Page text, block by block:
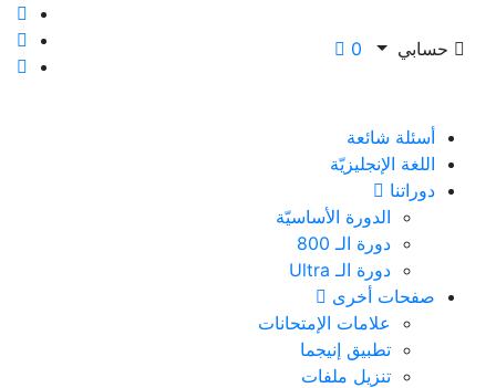
حسابي 0
أسئلة شائعة
اللغة الإنجليزيّة
دوراتنا
الدورة الأساسيّة
دورة الـ 800
دورة الـ Ultra
صفحات أخرى
علامات الإمتحانات
تطبيق إنيجما
تنزيل ملفات